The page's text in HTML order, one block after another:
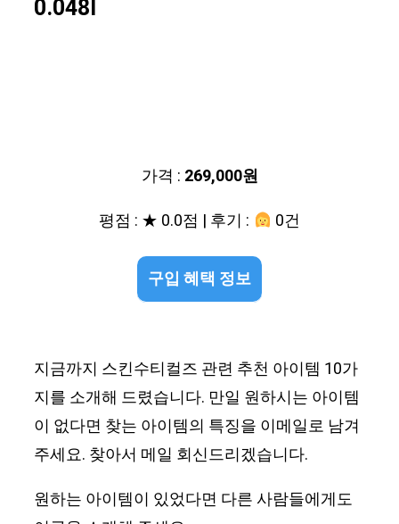
0.048l
가격 : 269,000원
평점 : ★ 0.0점 | 후기 :
0건
구입 혜택 정보
지금까지 스킨수티컬즈 관련 추천 아이템 10가
지를 소개해 드렸습니다. 만일 원하시는 아이템
이 없다면 찾는 아이템의 특징을 이메일로 남겨
주세요. 찾아서 메일 회신드리겠습니다.
원하는 아이템이 있었다면 다른 사람들에게도